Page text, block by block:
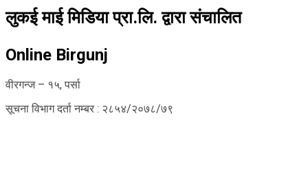
लुकई माई मिडिया प्रा.लि. द्वारा संचालित
Online Birgunj
वीरगन्ज – १५, पर्सा
सूचना विभाग दर्ता नम्बर : २८५४/२०७८/७९